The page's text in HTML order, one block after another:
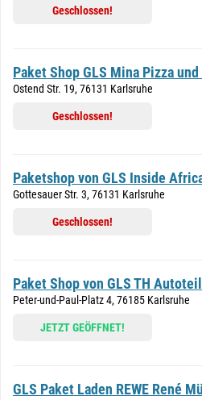
Geschlossen!
Paket Shop GLS Mina Pizza und
Ostend Str. 19, 76131 Karlsruhe
Geschlossen!
Paketshop von GLS Inside
Gottesauer Str. 3, 76131 Karlsruhe
Geschlossen!
Paket Shop von GLS TH
Peter-und-Paul-Platz 4, 76185 Karlsruhe
JETZT GEÖFFNET!
GLS Paket Laden REWE René